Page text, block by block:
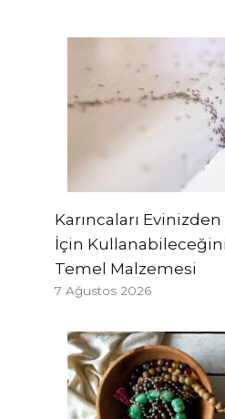
Karıncaları
İçin
Temel Malzemesi
7 Ağustos 2026